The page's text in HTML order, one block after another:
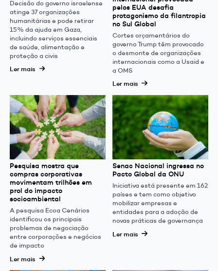
Decisão do governo israelense
atinge 37 organizações
humanitárias e pode retirar
15% da ajuda em Gaza,
incluindo serviços essenciais
de saúde, alimentação e
proteção a civis
Ler mais
pelos EUA desafia
protagonismo da filantropia
no Sul Global
Cortes orçamentários do
governo Trump têm provocado
o desmonte de organizações
internacionais como a Usaid e
a OMS
Ler mais
Pesquisa mostra que
compras corporativas
movimentam trilhões em
prol do impacto
socioambiental
A pesquisa Ecoa Cenários
identificou os principais
problemas de negociação
entre corporações e negócios
de impacto
Ler mais
Senac Nacional ingressa no
Pacto Global da ONU
Iniciativa está presente em 162
países e tem como objetivo
mobilizar empresas e
entidades para a adoção de
novas práticas de governança
Ler mais